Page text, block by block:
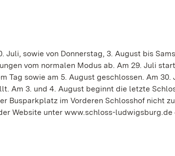
Juli, sowie von Donnerstag, 3. August bis
vom normalen Modus ab. Am 29. Juli
Tag sowie am 5. August geschlossen. Am
Am 3. und 4. August beginnt die letzte
Busparkplatz im Vorderen Schlosshof nicht
Website unter www.schloss-ludwigsburg.de